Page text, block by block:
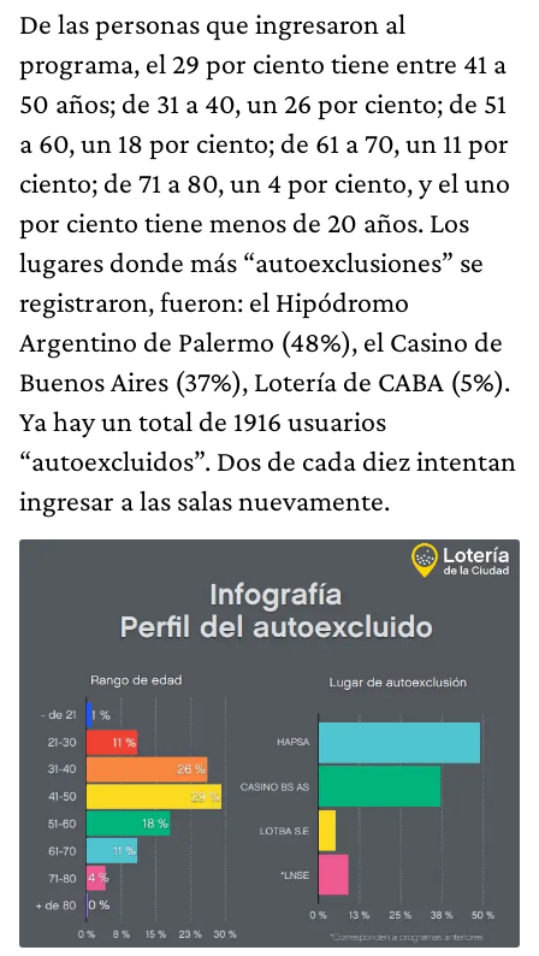
De las personas que ingresaron al
programa, el 29 por ciento tiene entre 41 a
50 años; de 31 a 40, un 26 por ciento; de 51
a 60, un 18 por ciento; de 61 a 70, un 11 por
ciento; de 71 a 80, un 4 por ciento, y el uno
por ciento tiene menos de 20 años. Los
lugares donde más “autoexclusiones” se
registraron, fueron: el Hipódromo
Argentino de Palermo (48%), el Casino de
Buenos Aires (37%), Lotería de CABA (5%).
Ya hay un total de 1916 usuarios
“autoexcluidos”. Dos de cada diez intentan
ingresar a las salas nuevamente.